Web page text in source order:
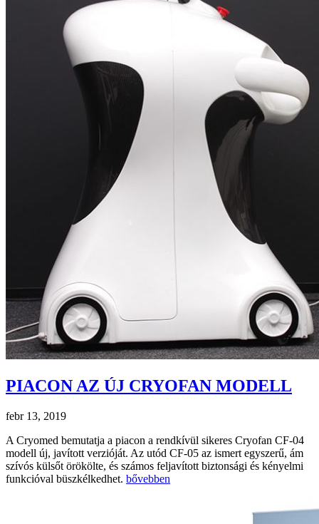
PIACON AZ ÚJ CRYOFAN MODELL
febr 13, 2019
A Cryomed bemutatja a piacon a rendkívül sikeres Cryofan CF-04
modell új, javított verzióját. Az utód CF-05 az ismert egyszerű, ám
szívós külsőt örökölte, és számos feljavított biztonsági és kényelmi
funkcióval büszkélkedhet. bővebben